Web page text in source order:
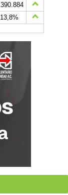
13,8%